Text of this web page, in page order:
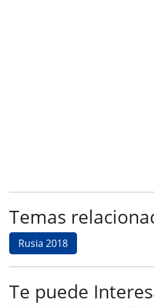
Temas
Rusia 2018
Te puede